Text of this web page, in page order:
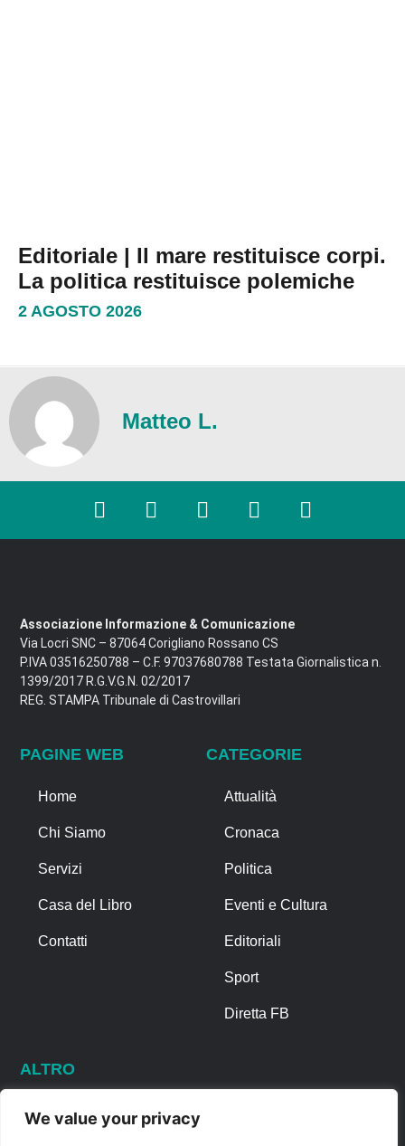
We value your privacy
Editoriale | Il mare restituisce corpi.
La politica restituisce polemiche
2 AGOSTO 2026
Matteo L.
Associazione Informazione & Comunicazione
Via Locri SNC – 87064 Corigliano Rossano CS
P.IVA 03516250788 – C.F. 97037680788 Testata Giornalistica n.
1399/2017 R.G.V.G.N. 02/2017
REG. STAMPA Tribunale di Castrovillari
PAGINE WEB
Home
Chi Siamo
Servizi
Casa del Libro
Contatti
CATEGORIE
Attualità
Cronaca
Politica
Eventi e Cultura
Editoriali
Sport
Diretta FB
ALTRO
Note Legali